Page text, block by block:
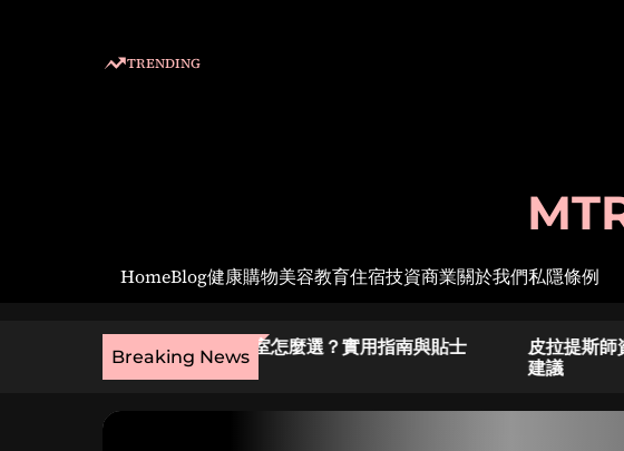
TRENDING
HomeBlog健康購物美容教育住宿技資商業關於我們私隱條例
Breaking News
麼選？實用指南與貼士
皮拉提斯師資培訓費用入門：常見問題與選擇